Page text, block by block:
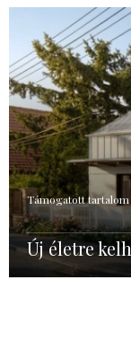
Támogatott tartalom
Új életre